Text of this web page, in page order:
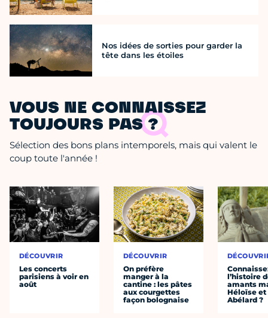
Nos idées de sorties pour garder la
tête dans les étoiles
VOUS NE CONNAISSEZ
TOUJOURS PAS ?
Sélection des bons plans intemporels, mais qui valent le
coup toute l'année !
DÉCOUVRIR
Les concerts
parisiens à voir en
août
DÉCOUVRIR
On préfère
manger à la
cantine : les pâtes
aux courgettes
façon bolognaise
l’histoire
amants
Héloïse et
Abélard ?